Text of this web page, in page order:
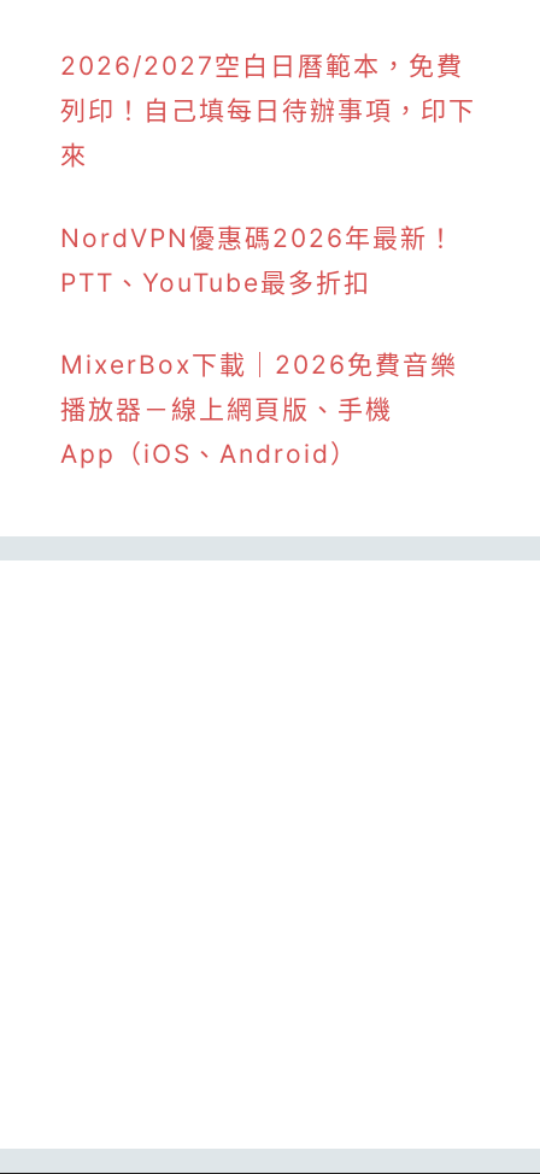
2026/2027空白日曆範本，免費
列印！自己填每日待辦事項，印下
來
NordVPN優惠碼2026年最新！
PTT、YouTube最多折扣
MixerBox下載｜2026免費音樂
播放器－線上網頁版、手機
App（iOS、Android）